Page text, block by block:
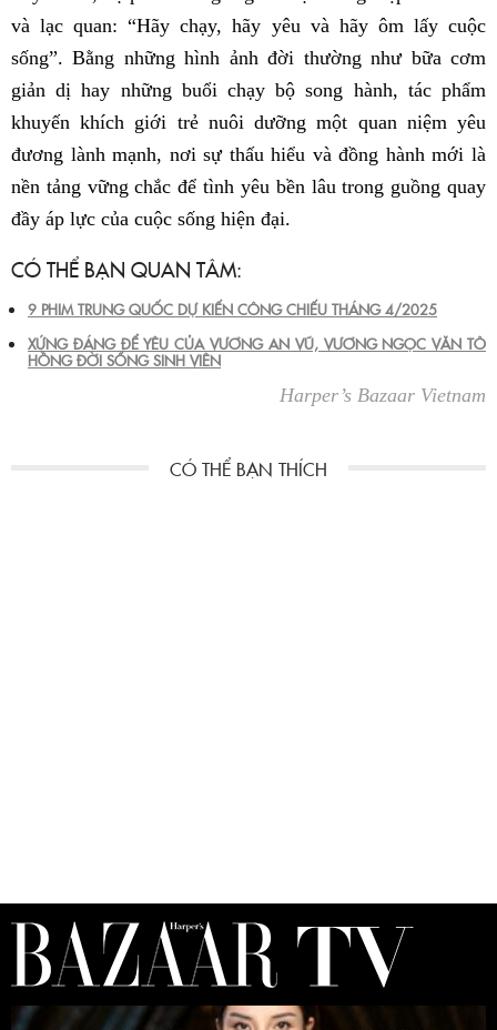
và lạc quan: “Hãy chạy, hãy yêu và hãy ôm lấy cuộc
sống”. Bằng những hình ảnh đời thường như bữa cơm
giản dị hay những buổi chạy bộ song hành, tác phẩm
khuyến khích giới trẻ nuôi dưỡng một quan niệm yêu
đương lành mạnh, nơi sự thấu hiểu và đồng hành mới là
nền tảng vững chắc để tình yêu bền lâu trong guồng quay
đầy áp lực của cuộc sống hiện đại.
CÓ THỂ BẠN QUAN TÂM:
9 PHIM TRUNG QUỐC DỰ KIẾN CÔNG CHIẾU THÁNG 4/2025
XỨNG ĐÁNG ĐỂ YÊU CỦA VƯƠNG AN VŨ, VƯƠNG NGỌC VĂN TÔ
HỒNG ĐỜI SỐNG SINH VIÊN
Harper’s Bazaar Vietnam